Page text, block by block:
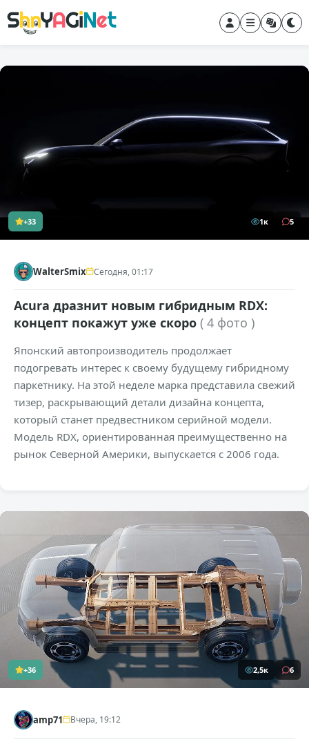
+33 1к 5
WalterSmix Сегодня, 01:17
Acura дразнит новым гибридным RDX:
концепт покажут уже скоро ( 4 фото )
Японский автопроизводитель продолжает
подогревать интерес к своему будущему гибридному
паркетнику. На этой неделе марка представила свежий
тизер, раскрывающий детали дизайна концепта,
который станет предвестником серийной модели.
Модель RDX, ориентированная преимущественно на
рынок Северной Америки, выпускается с 2006 года.
+36 2,5к 6
amp71 Вчера, 19:12